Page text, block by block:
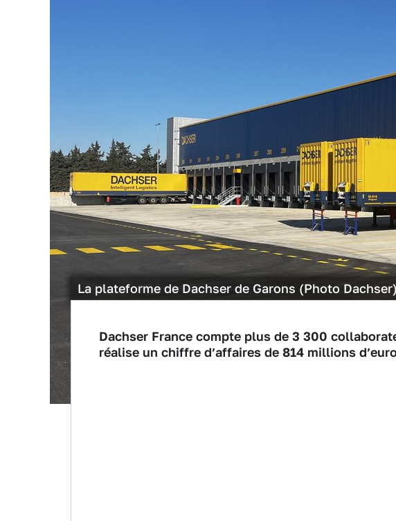
La plateforme de Dachser de Garons (Photo Dachser)
Dachser France compte plus de 3 300
réalise un chiffre d’affaires de 814 millions